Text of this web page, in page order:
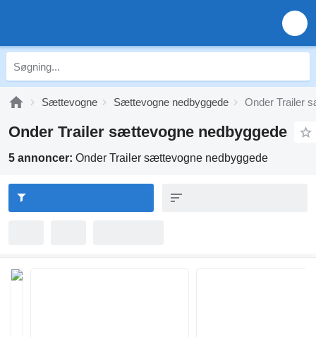
Sættevogne Sættevogne nedbyggede Onder Trailer
Onder Trailer sættevogne nedbyggede
5 annoncer: Onder Trailer sættevogne nedbyggede